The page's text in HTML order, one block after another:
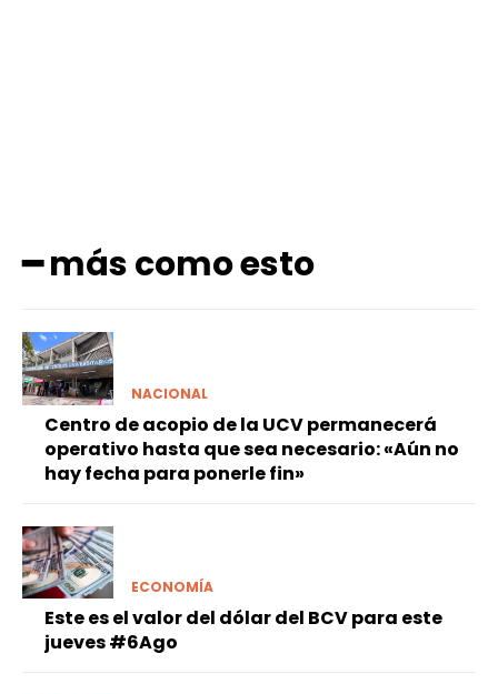
━ más como esto
NACIONAL
Centro de acopio de la UCV permanecerá
operativo hasta que sea necesario: «Aún no
hay fecha para ponerle fin»
ECONOMÍA
Este es el valor del dólar del BCV para este
jueves #6Ago